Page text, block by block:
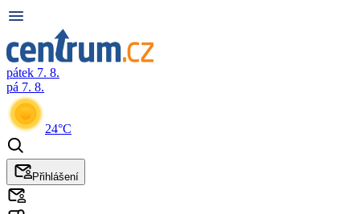
pátek 7. 8.
pá 7. 8.
24°C
Přihlášení